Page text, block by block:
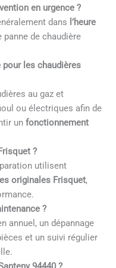
en urgence ?
dans l’heure
de chaudière
pour les chaudières
au gaz et
ou électriques afin de
unfonctionnement
?
utilisent
originales Frisquet,
?
annuel, un dépannage
et un suivi régulier